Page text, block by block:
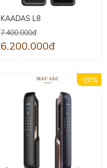
KAADAS L8
7.400.000đ
6.200.000đ
-20%